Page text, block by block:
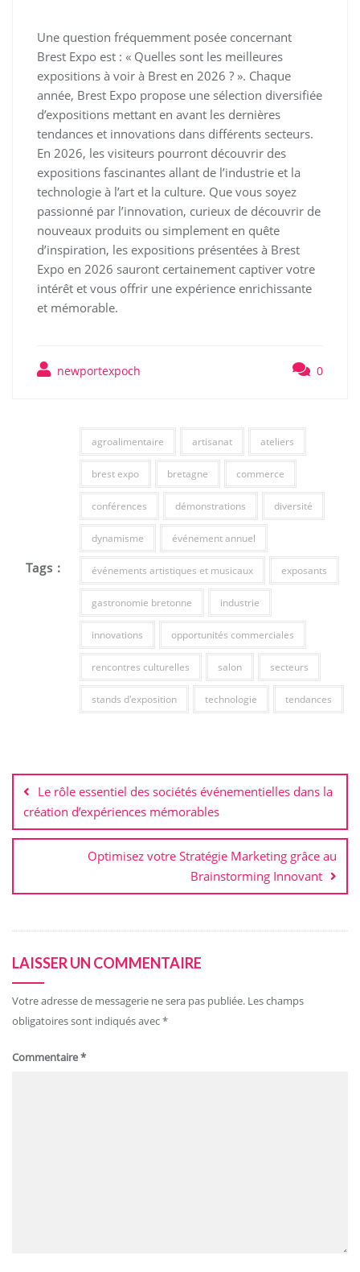
Une question fréquemment posée concernant
Brest Expo est : « Quelles sont les meilleures
expositions à voir à Brest en 2026 ? ». Chaque
année, Brest Expo propose une sélection diversifiée
d’expositions mettant en avant les dernières
tendances et innovations dans différents secteurs.
En 2026, les visiteurs pourront découvrir des
expositions fascinantes allant de l’industrie et la
technologie à l’art et la culture. Que vous soyez
passionné par l’innovation, curieux de découvrir de
nouveaux produits ou simplement en quête
d’inspiration, les expositions présentées à Brest
Expo en 2026 sauront certainement captiver votre
intérêt et vous offrir une expérience enrichissante
et mémorable.
newportexpoch 0
Tags :
agroalimentaire artisanat ateliers
brest expo bretagne commerce
conférences démonstrations diversité
dynamisme événement annuel
événements artistiques et musicaux exposants
gastronomie bretonne industrie
innovations opportunités commerciales
rencontres culturelles salon secteurs
stands d'exposition technologie tendances
de
l’article
Le rôle essentiel des sociétés événementielles dans la
création d’expériences mémorables
Optimisez votre Stratégie Marketing grâce au
Brainstorming Innovant
LAISSER UN COMMENTAIRE
Votre adresse de messagerie ne sera pas publiée. Les champs
obligatoires sont indiqués avec*
Commentaire*